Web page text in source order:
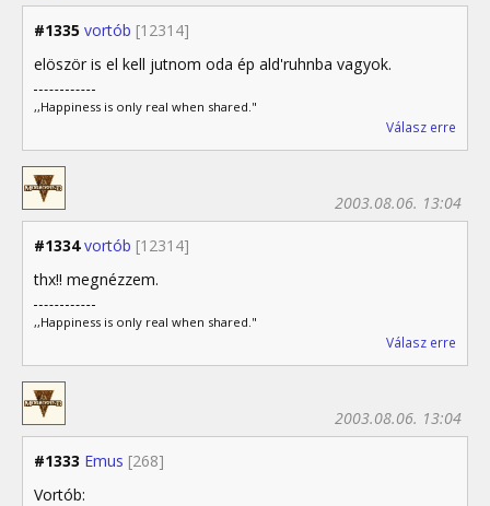
#1335 vortób [12314]
elöször is el kell jutnom oda ép ald'ruhnba vagyok.
,,Happiness is only real when shared."
Válasz erre
#1334 vortób [12314]
2003.08.06. 13:04
thx!! megnézzem.
,,Happiness is only real when shared."
Válasz erre
#1333 Emus [268]
2003.08.06. 13:04
Vortób: